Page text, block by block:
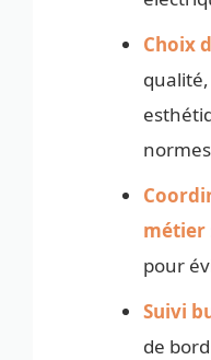
Choix
normes
métier
pour
Suivi
de